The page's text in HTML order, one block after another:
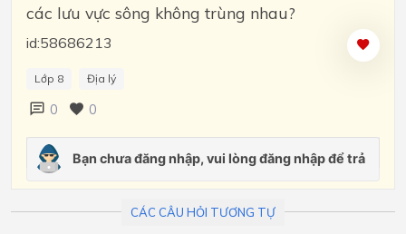
các lưu vực sông không trùng nhau?
id:58686213
Lớp 8 Địa lý
0 0
CÁC CÂU HỎI TƯƠNG TỰ